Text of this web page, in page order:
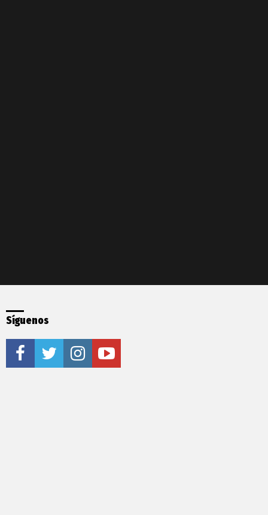
Síguenos
facebooktwitter instagramyoutube